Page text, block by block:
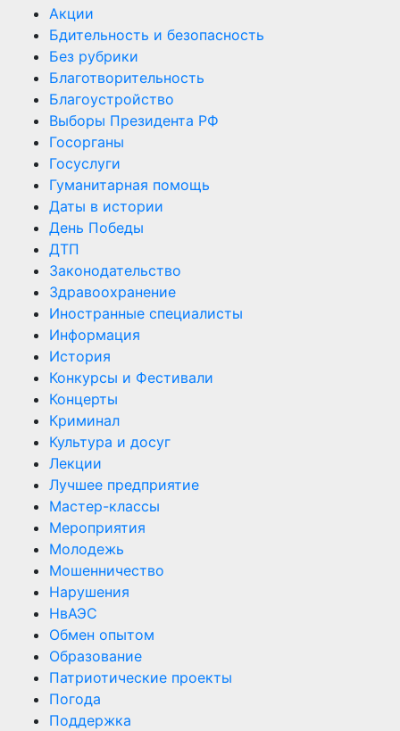
Акции
Бдительность и безопасность
Без рубрики
Благотворительность
Благоустройство
Выборы Президента РФ
Госорганы
Госуслуги
Гуманитарная помощь
Даты в истории
День Победы
ДТП
Законодательство
Здравоохранение
Иностранные специалисты
Информация
История
Конкурсы и Фестивали
Концерты
Криминал
Культура и досуг
Лекции
Лучшее предприятие
Мастер-классы
Мероприятия
Молодежь
Мошенничество
Нарушения
НвАЭС
Обмен опытом
Образование
Патриотические проекты
Погода
Поддержка